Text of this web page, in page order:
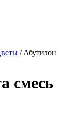
/ Абутилон
смесь